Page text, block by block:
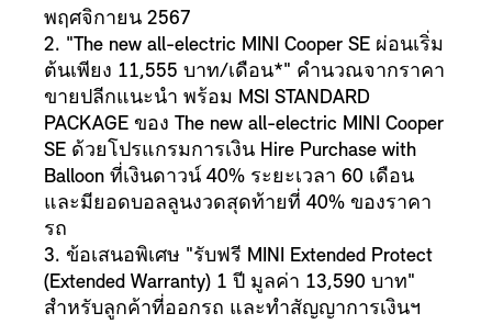
พฤศจิกายน 2567
2. "The new all-electric MINI Cooper SE ผ่อนเริ่ม
ต้นเพียง 11,555 บาท/เดือน*" คำนวณจากราคา
ขายปลีกแนะนำ พร้อม MSI STANDARD
PACKAGE ของ The new all-electric MINI Cooper
SE ด้วยโปรแกรมการเงิน Hire Purchase with
Balloon ที่เงินดาวน์ 40% ระยะเวลา 60 เดือน
และมียอดบอลลูนงวดสุดท้ายที่ 40% ของราคา
รถ
3. ข้อเสนอพิเศษ "รับฟรี MINI Extended Protect
(Extended Warranty) 1 ปี มูลค่า 13,590 บาท"
สำหรับลูกค้าที่ออกรถ และทำสัญญาการเงินฯ